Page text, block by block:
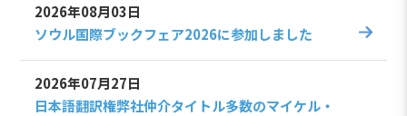
2026年08月03日
ソウル国際ブックフェア2026に参加しました
2026年07月27日
日本語翻訳権弊社仲介タイトル多数のマイケル・